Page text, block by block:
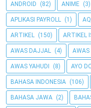
ANDROID (82) ANIME (3)
APLIKASI PAYROLL (1)
ARTIKEL (150) ARTIKEL
AWAS DAJJAL (4) AWAS
AWAS YAHUDI (8) AYO
BAHASA INDONESIA (106)
BAHASA JAWA (2)